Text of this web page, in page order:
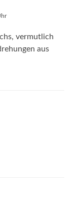
vermutlich
aus